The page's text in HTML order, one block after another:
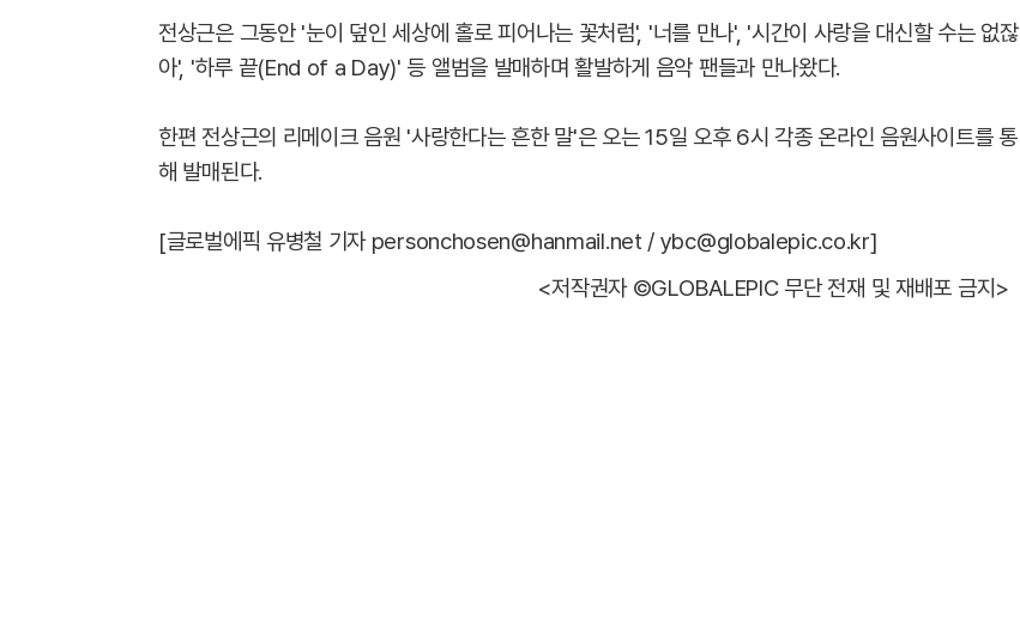
전상근은 그동안 '눈이 덮인 세상에 홀로 피어나는 꽃처럼', '너를 만나', '시간이 사랑을 대신할 수는 없잖
아', '하루 끝(End of a Day)' 등 앨범을 발매하며 활발하게 음악 팬들과 만나왔다.
한편 전상근의 리메이크 음원 '사랑한다는 흔한 말'은 오는 15일 오후 6시 각종 온라인 음원사이트를 통
해 발매된다.
[글로벌에픽 유병철 기자 personchosen@hanmail.net / ybc@globalepic.co.kr]
<저작권자 ©GLOBALEPIC 무단 전재 및 재배포 금지>